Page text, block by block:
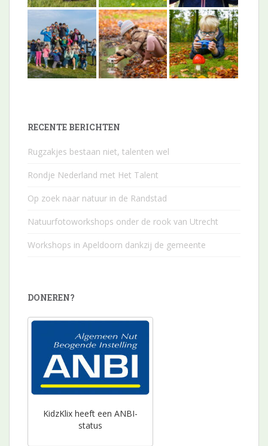
RECENTE BERICHTEN
Rugzakjes bestaan niet, talenten wel
Rondje Nederland met Het Talent
Op zoek naar natuur in de Randstad
Natuurfotoworkshops onder de rook van Utrecht
Workshops in Apeldoorn dankzij de gemeente
DONEREN?
KidzKlix heeft een ANBI-
status